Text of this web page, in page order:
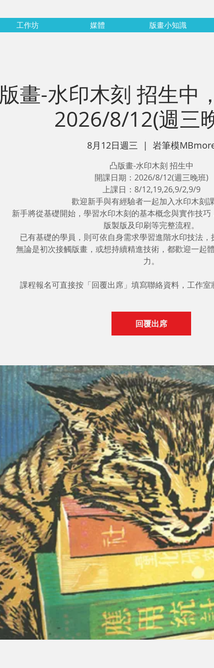
工作坊 媒體 版畫小知識
畫-水印木刻 招生中
2026/8/12(週三
8月12日週三
  |
岩筆模
凸版畫-水印木刻 招生中
開課日期：2026/8/12(週三晚班)
上課日：8/12,19,26,9/2,9/9
歡迎新手與有經驗者一起加入水印木刻課
新手將從基礎開始，學習水印木刻的基本概念與實作技
版製版及印刷等完整流程。
已有基礎的學員，則可依自身需求學習進階水印技法，
無論是初次接觸版畫，或想持續精進技術，都歡迎一起
力。
課程報名可直接按「回覆出席」填寫聯絡資料，工作室
回覆出席